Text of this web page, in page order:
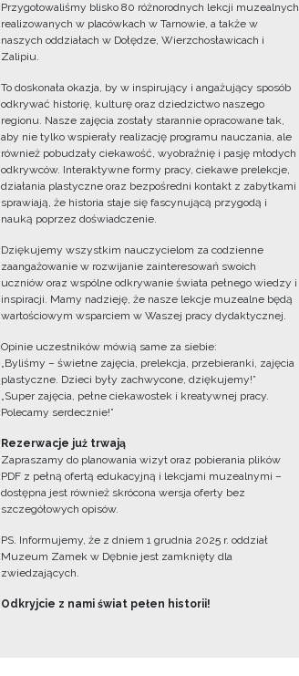
Przygotowaliśmy blisko 80 różnorodnych lekcji muzealnych
realizowanych w placówkach w Tarnowie, a także w
naszych oddziałach w Dołędze, Wierzchosławicach i
Zalipiu.
To doskonała okazja, by w inspirujący i angażujący sposób
odkrywać historię, kulturę oraz dziedzictwo naszego
regionu. Nasze zajęcia zostały starannie opracowane tak,
aby nie tylko wspierały realizację programu nauczania, ale
również pobudzały ciekawość, wyobraźnię i pasję młodych
odkrywców. Interaktywne formy pracy, ciekawe prelekcje,
działania plastyczne oraz bezpośredni kontakt z zabytkami
sprawiają, że historia staje się fascynującą przygodą i
nauką poprzez doświadczenie.
Dziękujemy wszystkim nauczycielom za codzienne
zaangażowanie w rozwijanie zainteresowań swoich
uczniów oraz wspólne odkrywanie świata pełnego wiedzy i
inspiracji. Mamy nadzieję, że nasze lekcje muzealne będą
wartościowym wsparciem w Waszej pracy dydaktycznej.
Opinie uczestników mówią same za siebie:
„Byliśmy – świetne zajęcia, prelekcja, przebieranki, zajęcia
plastyczne. Dzieci były zachwycone, dziękujemy!”
„Super zajęcia, pełne ciekawostek i kreatywnej pracy.
Polecamy serdecznie!”
Rezerwacje już trwają
Zapraszamy do planowania wizyt oraz pobierania plików
PDF z pełną ofertą edukacyjną i lekcjami muzealnymi –
dostępna jest również skrócona wersja oferty bez
szczegółowych opisów.
PS. Informujemy, że z dniem 1 grudnia 2025 r. oddział
Muzeum Zamek w Dębnie jest zamknięty dla
zwiedzających.
Odkryjcie z nami świat pełen historii!